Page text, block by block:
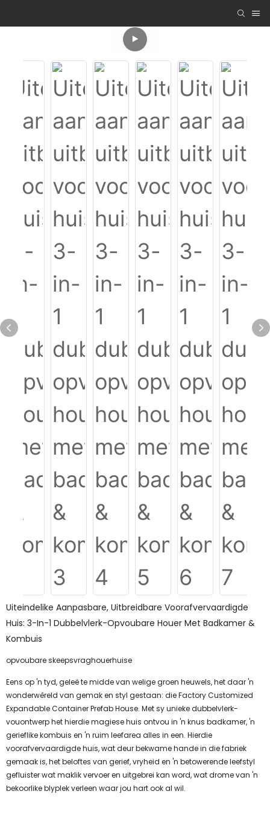
Uiteindelike Aanpasbare, Uitbreidbare Voorafvervaardigde
Huis: 3-In-1 Dubbelvlerk-Opvoubare Houer Met Badkamer &
Kombuis
opvoubare skeepsvraghouerhuise
Eens op 'n tyd, geleë te midde van welige groen heuwels, het daar 'n
wonderwêreld van gemak en styl gestaan: die Factory Customized
Expandable Container Prefab House. Met sy unieke dubbelvlerk-
vouontwerp het hierdie magiese huis ontvou in 'n knus badkamer, 'n
gerieflike kombuis en 'n ruim leefarea alles in een. Hierdie
voorafvervaardigde huis, wat deur bekwame hande in die fabriek
gemaak is, het beloftes van gerief, vryheid en 'n betowerende leefstyl
gefluister wat maklik vervoer en uitgebrei kan word, wat drome van 'n
bekoorlike blyplek verleen waar jou hart ook al wil.